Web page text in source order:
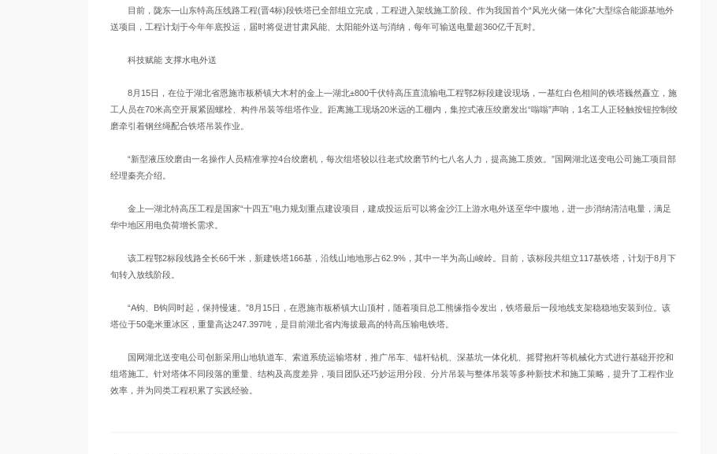
目前，陇东—山东特高压线路工程(晋4标)段铁塔已全部组立完成，工程进入架线施工阶段。作为我国首个“风光火储一体化”大型综合能源基地外
送项目，工程计划于今年年底投运，届时将促进甘肃风能、太阳能外送与消纳，每年可输送电量超360亿千瓦时。
科技赋能 支撑水电外送
8月15日，在位于湖北省恩施市板桥镇大木村的金上—湖北±800千伏特高压直流输电工程鄂2标段建设现场，一基红白色相间的铁塔巍然矗立，施
工人员在70米高空开展紧固螺栓、构件吊装等组塔作业。距离施工现场20米远的工棚内，集控式液压绞磨发出“嗡嗡”声响，1名工人正轻触按钮控制绞
磨牵引着钢丝绳配合铁塔吊装作业。
“新型液压绞磨由一名操作人员精准掌控4台绞磨机，每次组塔较以往老式绞磨节约七八名人力，提高施工质效。”国网湖北送变电公司施工项目部
经理秦亮介绍。
金上—湖北特高压工程是国家“十四五”电力规划重点建设项目，建成投运后可以将金沙江上游水电外送至华中腹地，进一步消纳清洁电量，满足
华中地区用电负荷增长需求。
该工程鄂2标段线路全长66千米，新建铁塔166基，沿线山地地形占62.9%，其中一半为高山峻岭。目前，该标段共组立117基铁塔，计划于8月下
旬转入放线阶段。
“A钩、B钩同时起，保持慢速。”8月15日，在恩施市板桥镇大山顶村，随着项目总工熊缘指令发出，铁塔最后一段地线支架稳稳地安装到位。该
塔位于50毫米重冰区，重量高达247.397吨，是目前湖北省内海拔最高的特高压输电铁塔。
国网湖北送变电公司创新采用山地轨道车、索道系统运输塔材，推广吊车、锚杆钻机、深基坑一体化机、摇臂抱杆等机械化方式进行基础开挖和
组塔施工。针对塔体不同段落的重量、结构及高度差异，项目团队还巧妙运用分段、分片吊装与整体吊装等多种新技术和施工策略，提升了工程作业
效率，并为同类工程积累了实践经验。